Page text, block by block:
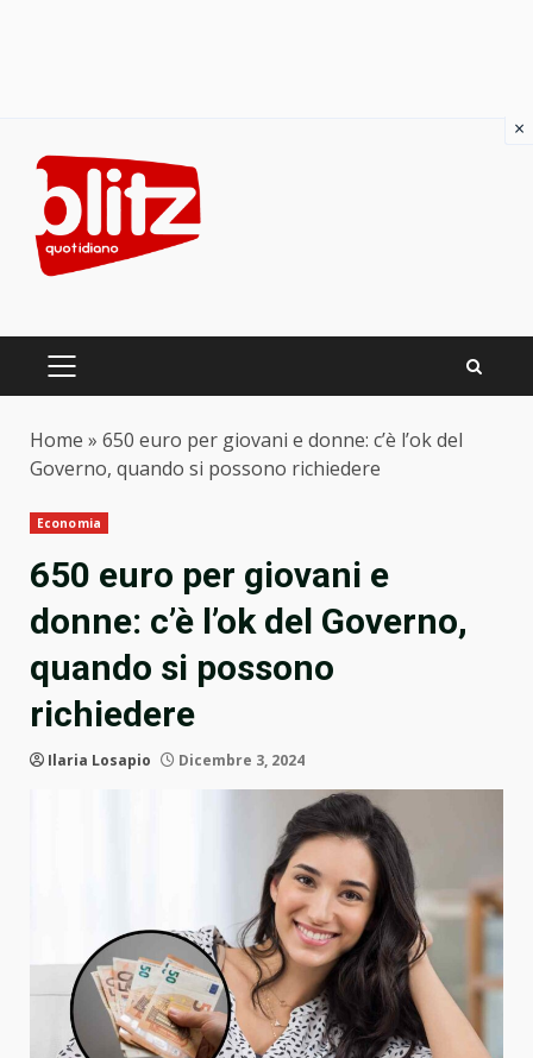
content
PRIMARY
Home » 650 euro per giovani e donne: c’è l’ok del
Governo, quando si possono richiedere
Economia
650 euro per giovani e
donne: c’è l’ok del Governo,
quando si possono
richiedere
Ilaria Losapio Dicembre 3, 2024
×